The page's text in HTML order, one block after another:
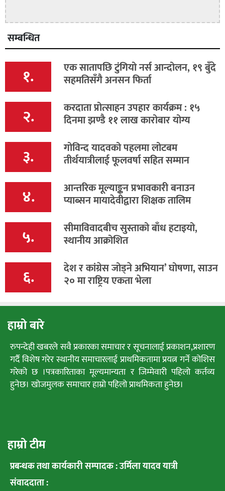
सम्बन्धित
१. एक सातापछि टुंगियो नर्स आन्दोलन, १९ बुँदे
सहमतिसँगै अनसन फिर्ता
२. करदाता प्रोत्साहन उपहार कार्यक्रम : १५
दिनमा झण्डै ११ लाख कारोबार योग्य
३. गोविन्द यादवको पहलमा लोटबम
तीर्थयात्रीलाई फूलवर्षा सहित सम्मान
४. आन्तरिक मूल्याङ्कन प्रभावकारी बनाउन
प्याब्सन मायादेवीद्वारा शिक्षक तालिम
५. सीमाविवादबीच सुस्ताको बाँध हटाइयो,
स्थानीय आक्रोशित
६. देश र कांग्रेस जोड्ने अभियान’ घोषणा, साउन
२० मा राष्ट्रिय एकता भेला
हाम्रो बारे
रुपन्देही खबरले सवै प्रकारका समाचार र सूचनालाई प्रकाशन,प्रशारण
गर्दै विशेष गरेर स्थानीय समाचारलाई प्राथमिकतामा प्रयत्न गर्ने कोशिस
गरेको छ ।पत्रकारिताका मूल्यमान्यता र जिम्मेवारी पहिलो कर्तव्य
हुनेछ। खोजमुलक समाचार हाम्रो पहिलो प्राथमिकता हुनेछ।
हाम्रो टीम
प्रबन्धक तथा कार्यकारी सम्पादक : उर्मिला यादव यात्री
संवाददाता :